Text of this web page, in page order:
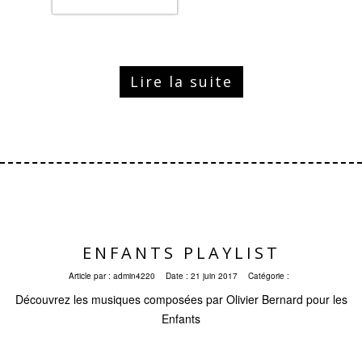
Lire la suite
ENFANTS PLAYLIST
Article par : admin4220 Date : 21 juin 2017 Catégorie :
Découvrez les musiques composées par Olivier Bernard pour les
Enfants